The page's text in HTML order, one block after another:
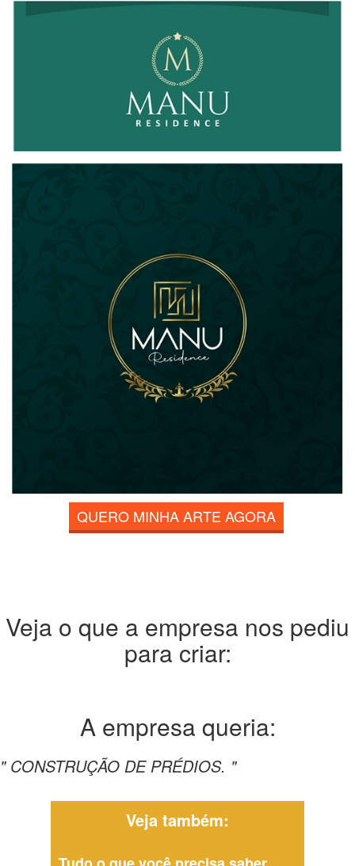
QUERO MINHA ARTE AGORA
Veja o que a empresa nos pediu
para criar:
A empresa queria:
" CONSTRUÇÃO DE PRÉDIOS. "
Veja também: